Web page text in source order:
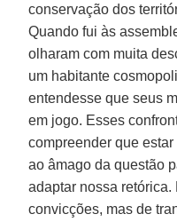
conservação dos
Quando fui às
olharam com muita
um habitante
entendesse que seus
em jogo. Esses
compreender que
ao âmago da questão
adaptar nossa
convicções, mas de